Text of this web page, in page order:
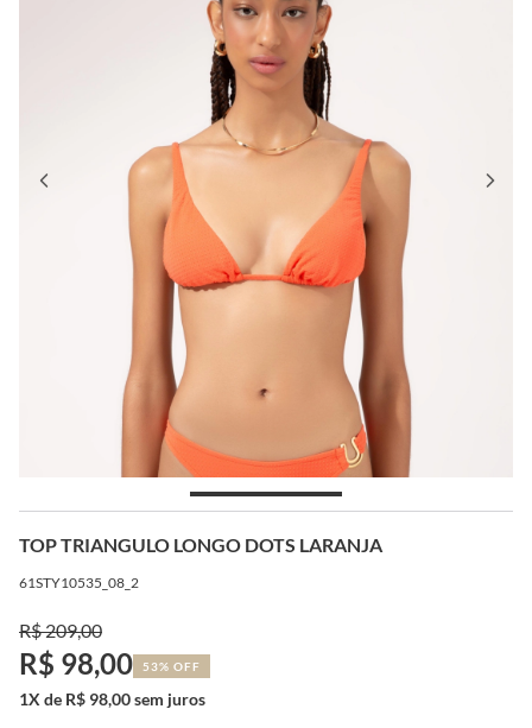
TOP TRIANGULO LONGO DOTS LARANJA
61STY10535_08_2
R$ 209,00
R$ 98,00 53% OFF
1X de R$ 98,00 sem juros